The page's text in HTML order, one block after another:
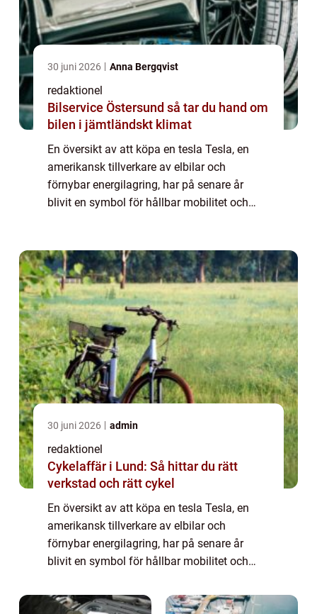
30 juni 2026 Anna Bergqvist
redaktionel
Bilservice Östersund så tar du hand om
bilen i jämtländskt klimat
En översikt av att köpa en tesla Tesla, en
amerikansk tillverkare av elbilar och
förnybar energilagring, har på senare år
blivit en symbol för hållbar mobilitet och
30 juni 2026 admin
redaktionel
Cykelaffär i Lund: Så hittar du rätt
verkstad och rätt cykel
En översikt av att köpa en tesla Tesla, en
amerikansk tillverkare av elbilar och
förnybar energilagring, har på senare år
blivit en symbol för hållbar mobilitet och
inte bara att investera i en exklusiv och...